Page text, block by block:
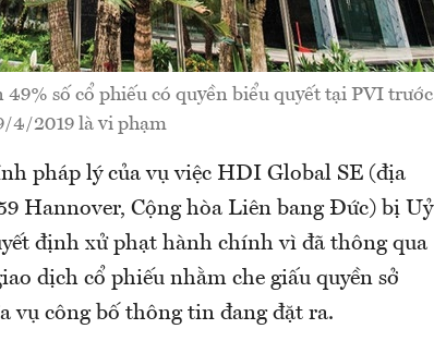
số cổ phiếu có quyền biểu quyết tại PVI trước
4/2019 là vi phạm
pháp lý của vụ việc HDI Global SE (địa
Hannover, Cộng hòa Liên bang Đức) bị Uỷ
định xử phạt hành chính vì đã thông qua
dịch cổ phiếu nhằm che giấu quyền sở
vụ công bố thông tin đang đặt ra.